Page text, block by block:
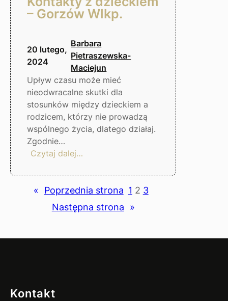
– Gorzów Wlkp.
20 lutego,
2024
Barbara
Pietraszewska-
Maciejun
Upływ czasu może mieć
nieodwracalne skutki dla
stosunków między dzieckiem a
rodzicem, którzy nie prowadzą
wspólnego życia, dlatego działaj.
Zgodnie…
Czytaj dalej…
z
dzieckiem
Gorzów
« Poprzednia strona 1 2 3
Następna strona
»
Kontakt